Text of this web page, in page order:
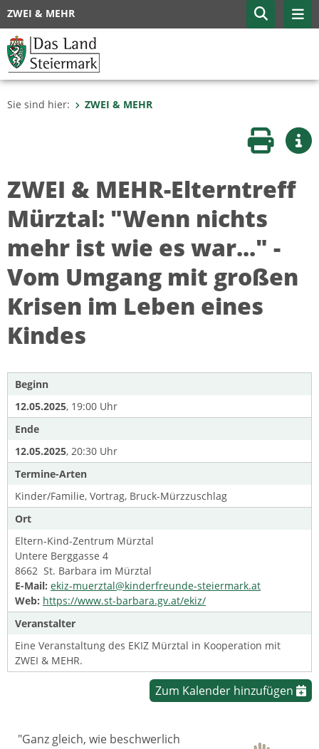
ZWEI & MEHR
Sie sind hier: ZWEI & MEHR
Seite
ZWEI & MEHR-Elterntreff
Mürztal: "Wenn nichts
mehr ist wie es war..." -
Vom Umgang mit großen
Krisen im Leben eines
Kindes
Beginn
12.05.2025, 19:00 Uhr
Ende
12.05.2025, 20:30 Uhr
Termine-Arten
Kinder/Familie, Vortrag, Bruck-Mürzzuschlag
Ort
Eltern-Kind-Zentrum Mürztal
Untere Berggasse 4
8662 St. Barbara im Mürztal
E-Mail: ekiz-muerztal@kinderfreunde-steiermark.at
Web: https://www.st-barbara.gv.at/ekiz/
Veranstalter
Eine Veranstaltung des EKIZ Mürztal in Kooperation mit
ZWEI & MEHR.
Zum Kalender hinzufügen
"Ganz gleich, wie beschwerlich